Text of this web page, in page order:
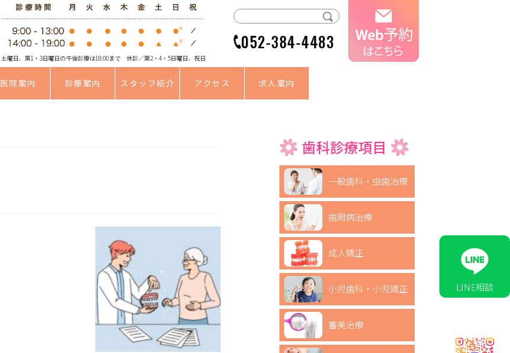
土曜日、第1・3日曜日の午後診療は18:00まで 休診／第2・4・5日曜日、祝日
052-384-4483
医院案内 診療案内 スタッフ紹介 アクセス 求人案内
歯科診療項目
一般歯科・虫歯治療
歯周病治療
成人矯正
小児歯科・小児矯正
審美治療
LINE相談